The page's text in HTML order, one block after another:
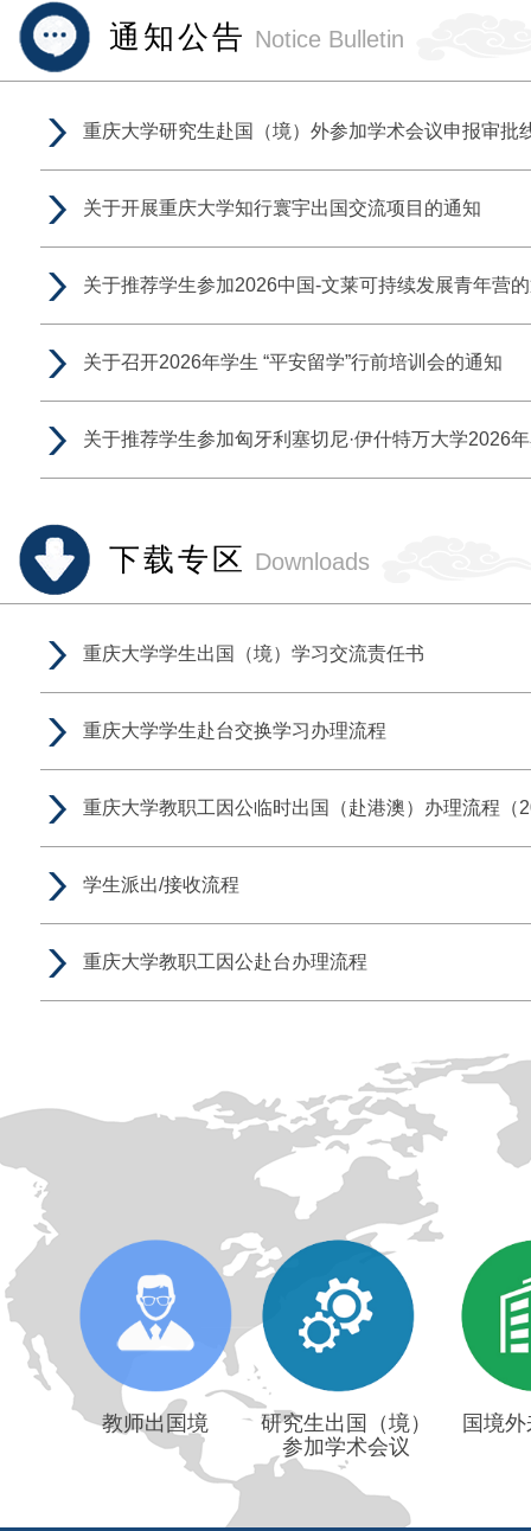
通知公告 Notice Bulletin
重庆大学研究生赴国（境）外参加学术会议申报审批
关于开展重庆大学知行寰宇出国交流项目的通知
关于推荐学生参加2026中国-文莱可持续发展青年营
关于召开2026年学生 “平安留学”行前培训会的通知
关于推荐学生参加匈牙利塞切尼·伊什特万大学2026
下载专区 Downloads
重庆大学学生出国（境）学习交流责任书
重庆大学学生赴台交换学习办理流程
重庆大学教职工因公临时出国（赴港澳）办理流程（
学生派出/接收流程
​重庆大学教职工因公赴台办理流程
教师出国境
研究生出国（境）
参加学术会议
国境